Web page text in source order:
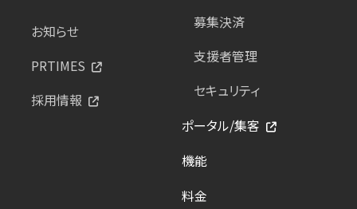
お知らせ
PRTIMES
採用情報
募集決済
支援者管理
セキュリティ
ポータル/集客
機能
料金